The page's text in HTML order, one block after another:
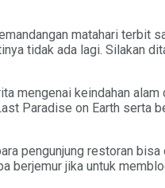
matahari terbit
tidak ada lagi. Silakan
mengenai keindahan
Paradise on Earth serta
pengunjung restoran
berjemur jika untuk